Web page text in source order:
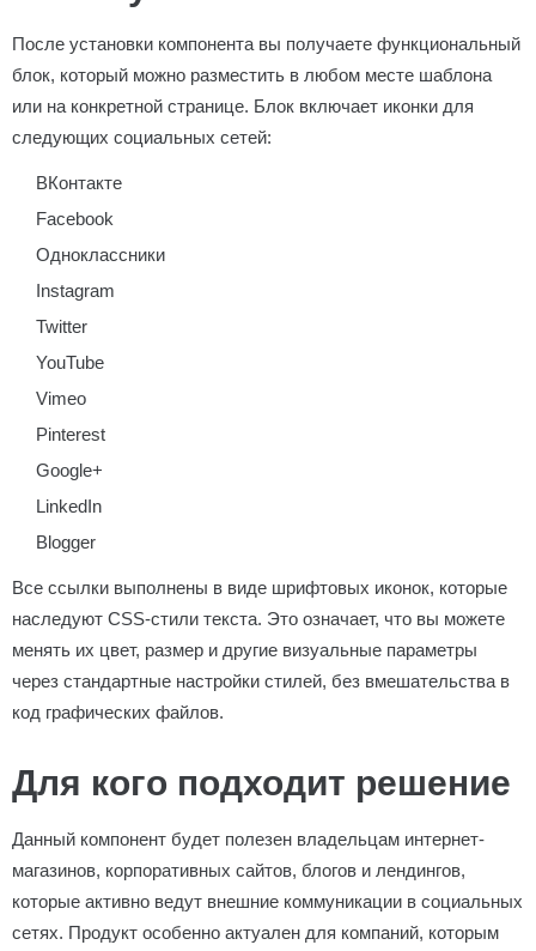
После установки компонента вы получаете функциональный
блок, который можно разместить в любом месте шаблона
или на конкретной странице. Блок включает иконки для
следующих социальных сетей:
ВКонтакте
Facebook
Одноклассники
Instagram
Twitter
YouTube
Vimeo
Pinterest
Google+
LinkedIn
Blogger
Все ссылки выполнены в виде шрифтовых иконок, которые
наследуют CSS-стили текста. Это означает, что вы можете
менять их цвет, размер и другие визуальные параметры
через стандартные настройки стилей, без вмешательства в
код графических файлов.
Для кого подходит решение
Данный компонент будет полезен владельцам интернет-
магазинов, корпоративных сайтов, блогов и лендингов,
которые активно ведут внешние коммуникации в социальных
сетях. Продукт особенно актуален для компаний, которым